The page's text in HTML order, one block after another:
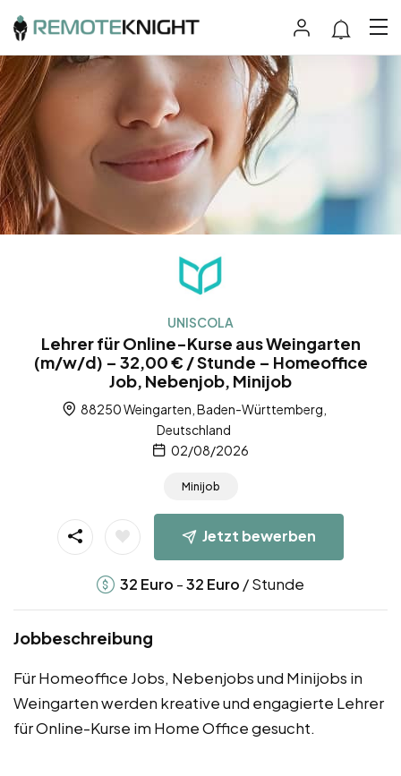
UNISCOLA
Lehrer für Online-Kurse aus Weingarten
(m/w/d) – 32,00 € / Stunde – Homeoffice
Job, Nebenjob, Minijob
88250 Weingarten, Baden-Württemberg,
Deutschland
02/08/2026
Minijob
Jetzt bewerben
32 Euro -32 Euro / Stunde
Jobbeschreibung
Für Homeoffice Jobs, Nebenjobs und Minijobs in
Weingarten werden kreative und engagierte Lehrer
für Online-Kurse im Home Office gesucht.